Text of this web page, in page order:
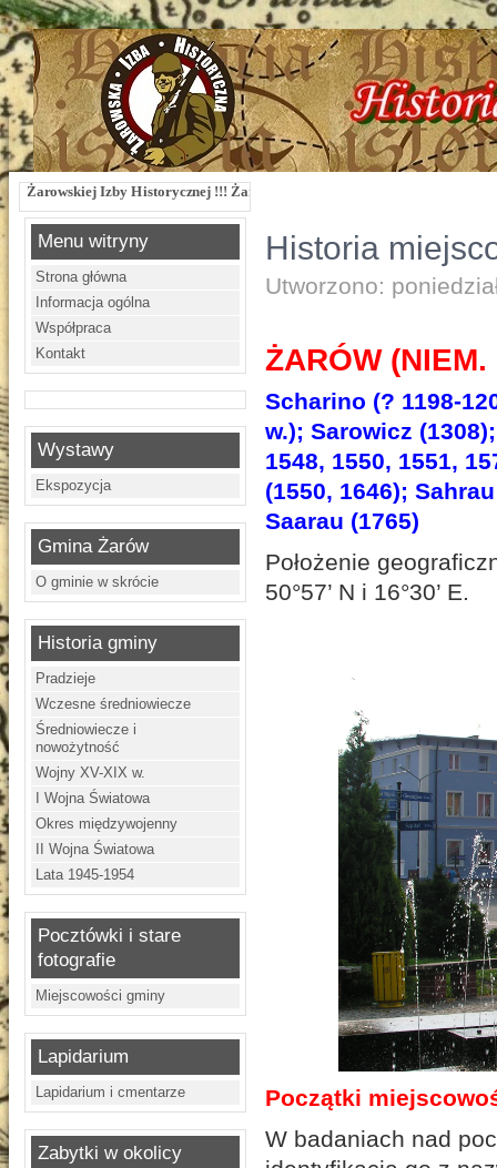
Izby Historycznej !!! Żarowska Izba Historyczna, ul. Dworcowa 3 !!! e-
Menu witryny
Strona główna
Informacja ogólna
Współpraca
Kontakt
Wystawy
Ekspozycja
Gmina Żarów
O gminie w skrócie
Historia gminy
Pradzieje
Wczesne średniowiecze
Średniowiecze i
nowożytność
Wojny XV-XIX w.
I Wojna Światowa
Okres międzywojenny
II Wojna Światowa
Lata 1945-1954
Pocztówki i stare
fotografie
Miejscowości gminy
Lapidarium
Lapidarium i cmentarze
Zabytki w okolicy
Historia
Utworzono:
ŻARÓW (NIEM.
Scharino (? 1198-
w.); Sarowicz
1548, 1550, 1551,
(1550, 1646);
Saarau (1765)
Położenie
50°57’ N i 16°30’ E.
Początki
W badaniach nad